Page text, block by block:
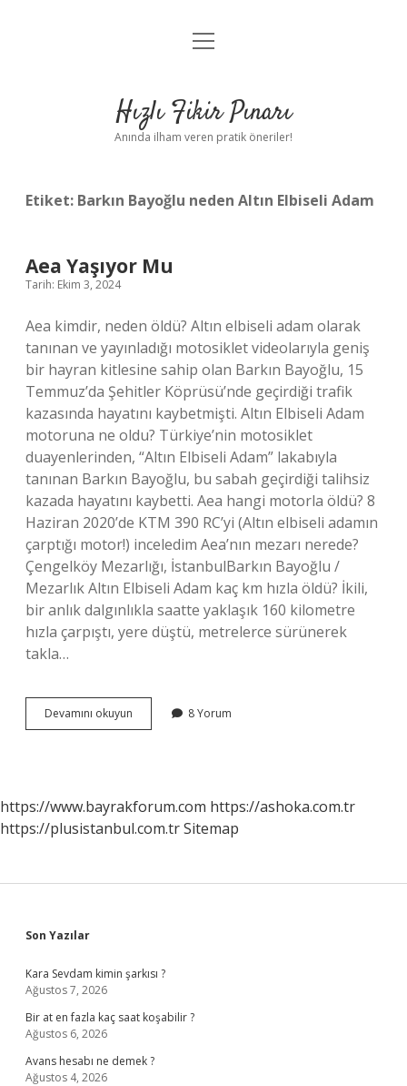
Anasayfa
Yasal Uyarı
menüyü
Hızlı Fikir Pınarı
Anında ilham veren pratik öneriler!
Etiket: Barkın Bayoğlu neden Altın Elbiseli Adam
Aea Yaşıyor Mu
Tarih: Ekim 3, 2024
Aea kimdir, neden öldü? Altın elbiseli adam olarak
tanınan ve yayınladığı motosiklet videolarıyla geniş
bir hayran kitlesine sahip olan Barkın Bayoğlu, 15
Temmuz’da Şehitler Köprüsü’nde geçirdiği trafik
kazasında hayatını kaybetmişti. Altın Elbiseli Adam
motoruna ne oldu? Türkiye’nin motosiklet
duayenlerinden, “Altın Elbiseli Adam” lakabıyla
tanınan Barkın Bayoğlu, bu sabah geçirdiği talihsiz
kazada hayatını kaybetti. Aea hangi motorla öldü? 8
Haziran 2020’de KTM 390 RC’yi (Altın elbiseli adamın
çarptığı motor!) inceledim Aea’nın mezarı nerede?
Çengelköy Mezarlığı, İstanbulBarkın Bayoğlu /
Mezarlık Altın Elbiseli Adam kaç km hızla öldü? İkili,
bir anlık dalgınlıkla saatte yaklaşık 160 kilometre
hızla çarpıştı, yere düştü, metrelerce sürünerek
takla…
Devamını okuyun
Yaşıyor
8 Yorum
https://www.bayrakforum.com https://ashoka.com.tr
https://plusistanbul.com.trSitemap
Sidebar
Son Yazılar
Kara Sevdam kimin şarkısı ?
Ağustos 7, 2026
Bir at en fazla kaç saat koşabilir ?
Ağustos 6, 2026
Avans hesabı ne demek ?
Ağustos 4, 2026